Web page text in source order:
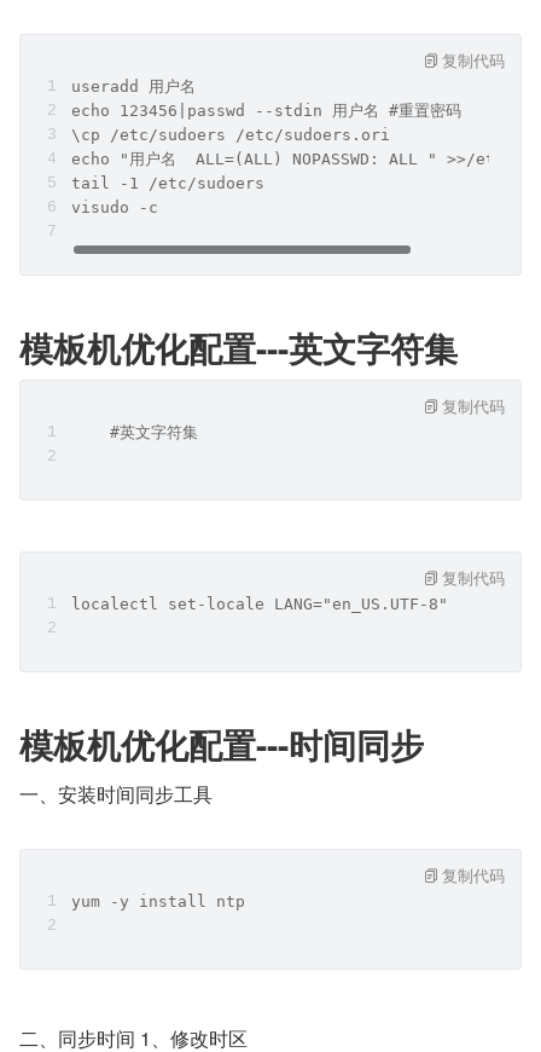
useradd 用户名
echo 123456|passwd --stdin 用户名 #重置密码
\cp /etc/sudoers /etc/sudoers.ori
echo "用户名  ALL=(ALL) NOPASSWD: ALL " >>/etc/
tail -1 /etc/sudoers
visudo -c
复制代码
模板机优化配置---英文字符集
    #英文字符集
复制代码
localectl set-locale LANG="en_US.UTF-8"
复制代码
模板机优化配置---时间同步
一、安装时间同步工具
yum -y install ntp
复制代码
二、同步时间 1、修改时区